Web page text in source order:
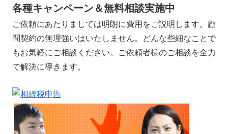
各種キャンペーン＆無料相談実施中
ご依頼にあたりましては明朗に費用をご説明します。顧
問契約の無理強いはいたしません。どんな些細なことで
もお気軽にご相談ください。ご依頼者様のご相談を全力
で解決に導きます。